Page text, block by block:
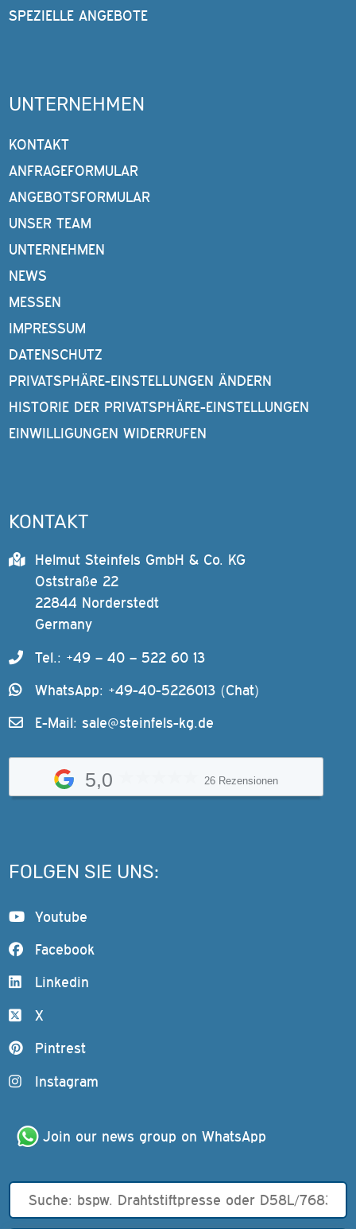
SPEZIELLE ANGEBOTE
UNTERNEHMEN
KONTAKT
ANFRAGEFORMULAR
ANGEBOTSFORMULAR
UNSER TEAM
UNTERNEHMEN
NEWS
MESSEN
IMPRESSUM
DATENSCHUTZ
PRIVATSPHÄRE-EINSTELLUNGEN ÄNDERN
HISTORIE DER PRIVATSPHÄRE-EINSTELLUNGEN
EINWILLIGUNGEN WIDERRUFEN
KONTAKT
Helmut Steinfels GmbH & Co. KG
Oststraße 22
22844 Norderstedt
Germany
Tel.: +49 – 40 – 522 60 13
WhatsApp: +49-40-5226013 (Chat)
E-Mail: sale@steinfels-kg.de
5,0 26 Rezensionen
FOLGEN SIE UNS:
Youtube
Facebook
Linkedin
X
Pintrest
Instagram
Join our news group on WhatsApp